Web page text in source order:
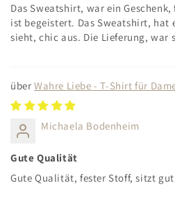
Das Sweatshirt, war ein
ist begeistert. Das Sweatshirt, hat
sieht, chic aus. Die Lieferung, war
Wahre Liebe - T-Shirt für
Michaela Bodenheim
Gute Qualität
Gute Qualität, fester Stoff, sitzt